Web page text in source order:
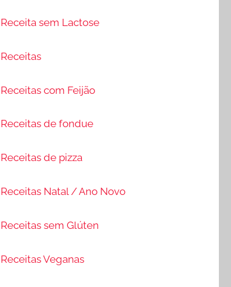
Receita sem Lactose
Receitas
Receitas com Feijão
Receitas de fondue
Receitas de pizza
Receitas Natal / Ano Novo
Receitas sem Glúten
Receitas Veganas